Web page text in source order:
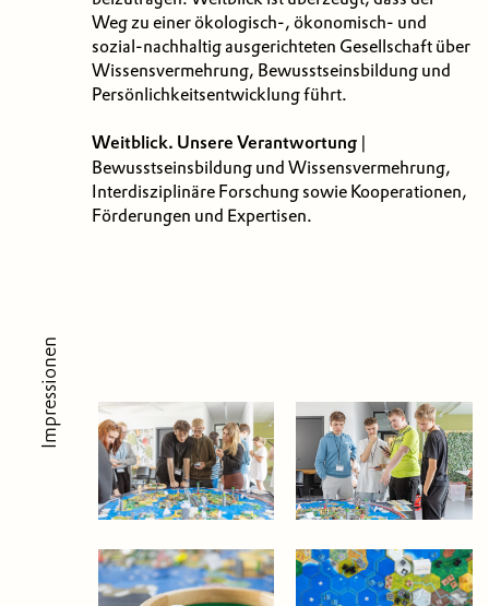
Weg zu einer ökologisch-, ökonomisch- und
sozial-nachhaltig ausgerichteten Gesellschaft über
Wissensvermehrung, Bewusstseinsbildung und
Persönlichkeitsentwicklung führt.
Weitblick. Unsere Verantwortung |
Bewusstseinsbildung und Wissensvermehrung,
Interdisziplinäre Forschung sowie Kooperationen,
Förderungen und Expertisen.
Impressionen